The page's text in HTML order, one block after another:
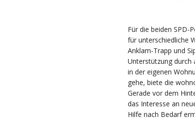
Für die beiden SPD-
für unterschiedliche
Anklam-Trapp und
Unterstützung durch
in der eigenen
gehe, biete die
Gerade vor dem
das Interesse an
Hilfe nach Bedarf